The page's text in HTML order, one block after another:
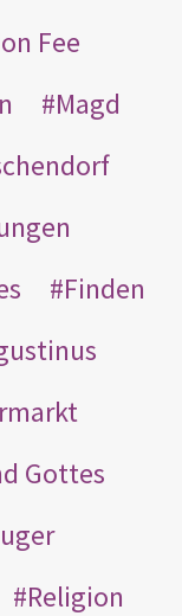
Fee
Magd
Finden
Gottes
Religion